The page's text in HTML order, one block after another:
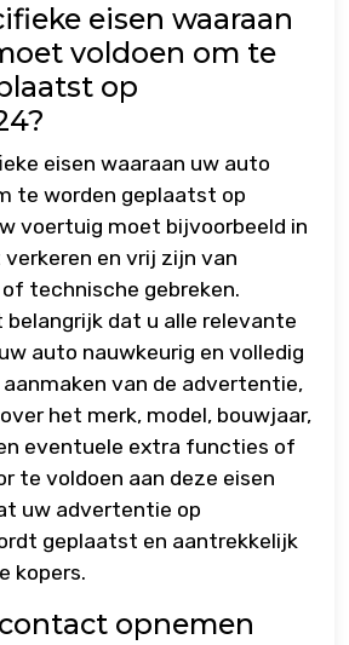
eisen waaraan
voldoen om te
op
eisen waaraan uw auto
te worden geplaatst op
voertuig moet bijvoorbeeld in
en vrij zijn van
technische gebreken.
belangrijk dat u alle relevante
auto nauwkeurig en volledig
van de advertentie,
het merk, model, bouwjaar,
eventuele extra functies of
te voldoen aan deze eisen
uw advertentie op
geplaatst en aantrekkelijk
kopers.
opnemen